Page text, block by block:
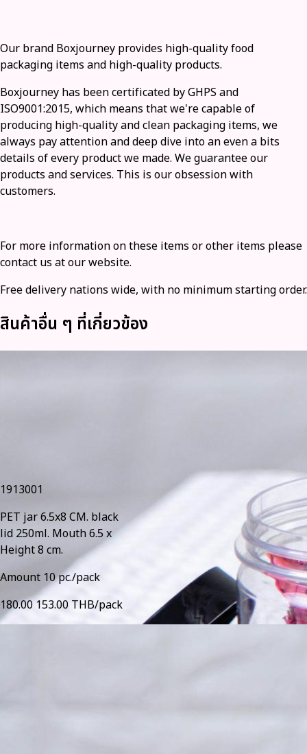
Our brand Boxjourney provides high-quality food
packaging items and high-quality products.
Boxjourney has been certificated by GHPS and
ISO9001:2015, which means that we're capable of
producing high-quality and clean packaging items, we
always pay attention and deep dive into an even a bits
details of every product we made. We guarantee our
products and services. This is our obsession with
customers.
For more information on these items or other items please
contact us at our website.
Free delivery nations wide, with no minimum starting order.
สินค้าอื่น ๆ ที่เกี่ยวข้อง
1913001
PET jar 6.5x8 CM. black
lid 250ml. Mouth 6.5 x
Height 8 cm.
Amount 10 pc./pack
180.00 153.00 THB/pack